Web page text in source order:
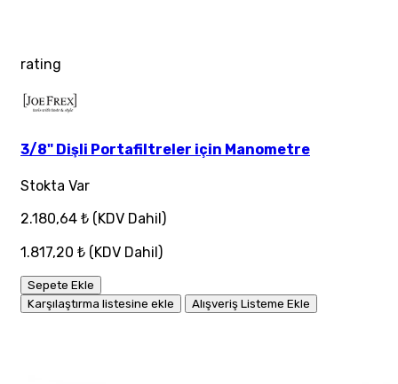
rating
3/8" Dişli Portafiltreler için Manometre
Stokta Var
2.180,64 ₺ (KDV Dahil)
1.817,20 ₺ (KDV Dahil)
Sepete Ekle
Karşılaştırma listesine ekle
Alışveriş Listeme Ekle